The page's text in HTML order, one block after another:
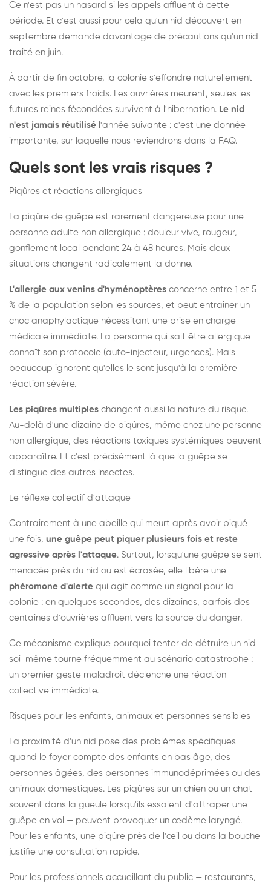
Ce n'est pas un hasard si les appels affluent à cette
période. Et c'est aussi pour cela qu'un nid découvert en
septembre demande davantage de précautions qu'un nid
traité en juin.
À partir de fin octobre, la colonie s'effondre naturellement
avec les premiers froids. Les ouvrières meurent, seules les
futures reines fécondées survivent à l'hibernation. Le nid
n'est jamais réutilisé l'année suivante : c'est une donnée
importante, sur laquelle nous reviendrons dans la FAQ.
Quels sont les vrais risques ?
Piqûres et réactions allergiques
La piqûre de guêpe est rarement dangereuse pour une
personne adulte non allergique : douleur vive, rougeur,
gonflement local pendant 24 à 48 heures. Mais deux
situations changent radicalement la donne.
L'allergie aux venins d'hyménoptères concerne entre 1 et 5
% de la population selon les sources, et peut entraîner un
choc anaphylactique nécessitant une prise en charge
médicale immédiate. La personne qui sait être allergique
connaît son protocole (auto-injecteur, urgences). Mais
beaucoup ignorent qu'elles le sont jusqu'à la première
réaction sévère.
Les piqûres multiples changent aussi la nature du risque.
Au-delà d'une dizaine de piqûres, même chez une personne
non allergique, des réactions toxiques systémiques peuvent
apparaître. Et c'est précisément là que la guêpe se
distingue des autres insectes.
Le réflexe collectif d'attaque
Contrairement à une abeille qui meurt après avoir piqué
une fois, une guêpe peut piquer plusieurs fois et reste
agressive après l'attaque. Surtout, lorsqu'une guêpe se sent
menacée près du nid ou est écrasée, elle libère une
phéromone d'alerte qui agit comme un signal pour la
colonie : en quelques secondes, des dizaines, parfois des
centaines d'ouvrières affluent vers la source du danger.
Ce mécanisme explique pourquoi tenter de détruire un nid
soi-même tourne fréquemment au scénario catastrophe :
un premier geste maladroit déclenche une réaction
collective immédiate.
Risques pour les enfants, animaux et personnes sensibles
La proximité d'un nid pose des problèmes spécifiques
quand le foyer compte des enfants en bas âge, des
personnes âgées, des personnes immunodéprimées ou des
animaux domestiques. Les piqûres sur un chien ou un chat —
souvent dans la gueule lorsqu'ils essaient d'attraper une
guêpe en vol — peuvent provoquer un œdème laryngé.
Pour les enfants, une piqûre près de l'œil ou dans la bouche
justifie une consultation rapide.
Pour les professionnels accueillant du public — restaurants,